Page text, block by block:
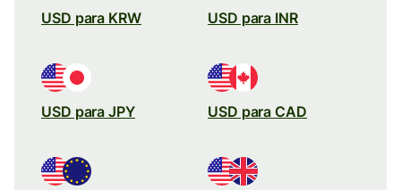
USD para KRW USD para INR
USD para JPY USD para CAD